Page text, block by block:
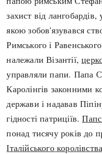
захист від
якою зобов'язувався
Римського і
належали Візантії,
управляли папи. Папа
Каролінгів законними
держави і надавав
гідності патриціїв.
понад тисячу років до
Італійського королівства